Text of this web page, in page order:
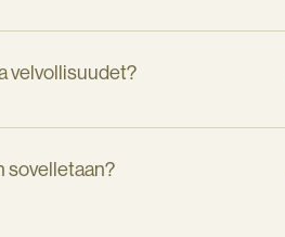
velvollisuudet?
sovelletaan?